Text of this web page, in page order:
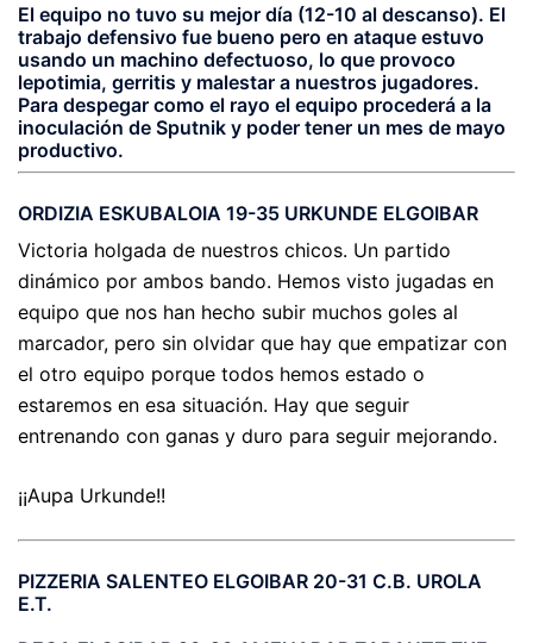
El equipo no tuvo su mejor día (12-10 al descanso). El
trabajo defensivo fue bueno pero en ataque estuvo
usando un machino defectuoso, lo que provoco
lepotimia, gerritis y malestar a nuestros jugadores.
Para despegar como el rayo el equipo procederá a la
inoculación de Sputnik y poder tener un mes de mayo
productivo.
ORDIZIA ESKUBALOIA 19-35 URKUNDE ELGOIBAR
Victoria holgada de nuestros chicos. Un partido
dinámico por ambos bando. Hemos visto jugadas en
equipo que nos han hecho subir muchos goles al
marcador, pero sin olvidar que hay que empatizar con
el otro equipo porque todos hemos estado o
estaremos en esa situación. Hay que seguir
entrenando con ganas y duro para seguir mejorando.
¡¡Aupa Urkunde!!
PIZZERIA SALENTEO ELGOIBAR 20-31 C.B. UROLA
E.T.